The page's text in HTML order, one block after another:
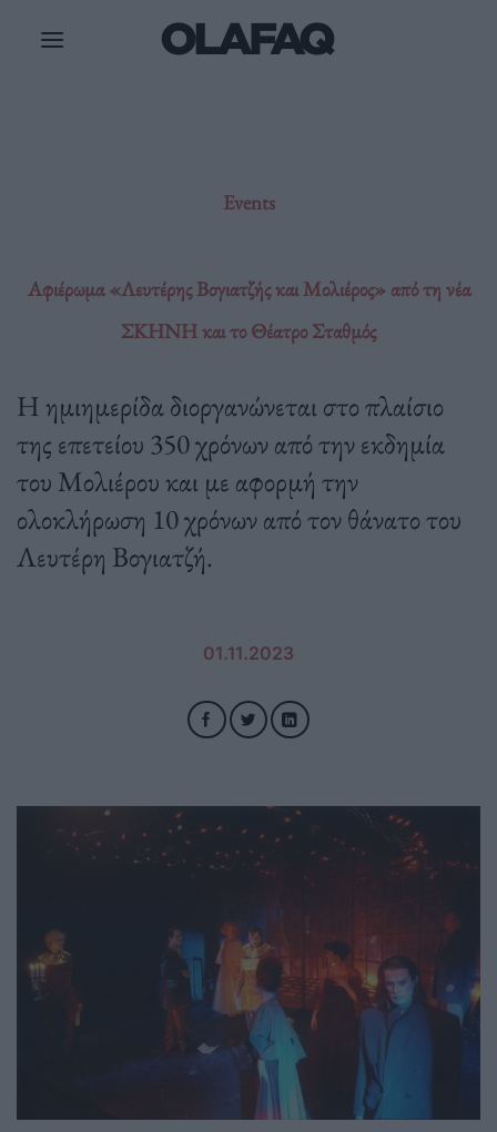
Events
Αφιέρωμα «Λευτέρης Βογιατζής και Μολιέρος» από τη νέα
ΣΚΗΝΗ και το Θέατρο Σταθμός
Η ημιημερίδα διοργανώνεται στο πλαίσιο
της επετείου 350 χρόνων από την εκδημία
του Μολιέρου και με αφορμή την
ολοκλήρωση 10 χρόνων από τον θάνατο του
Λευτέρη Βογιατζή.
01.11.2023